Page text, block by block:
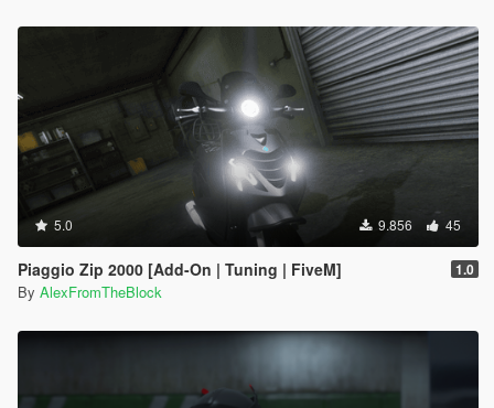
5.0 9.856 45
Piaggio Zip 2000 [Add-On | Tuning | FiveM] 1.0
By AlexFromTheBlock